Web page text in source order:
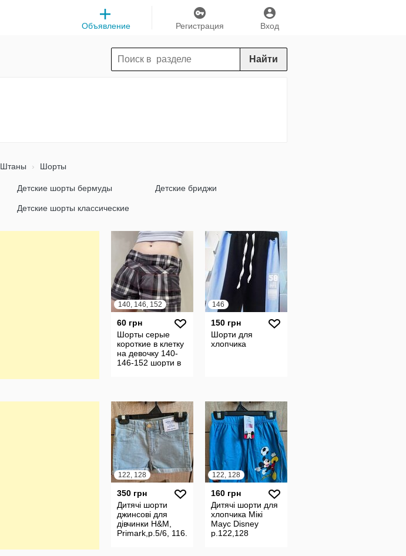
Вход
Регистрация
Объявление
Найти
Штаны Шорты
Детские шорты бермуды Детские бриджи
Детские шорты классические
140, 146, 152
60 грн
Шорты серые
короткие в клетку
на девочку 140-
146-152 шорти в
146
150 грн
Шорти для
хлопчика
122, 128
350 грн
Дитячі шорти
джинсові для
дівчинки H&М,
Primark,р.5/6, 116.
122, 128
160 грн
Дитячі шорти для
хлопчика Мікі
Маус Disney
р.122,128